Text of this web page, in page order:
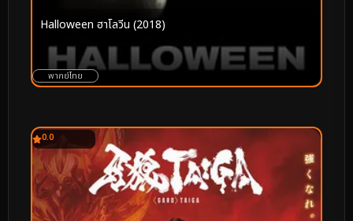
Halloween ฮาโลวีน (2018)
พากย์ไทย
0.0